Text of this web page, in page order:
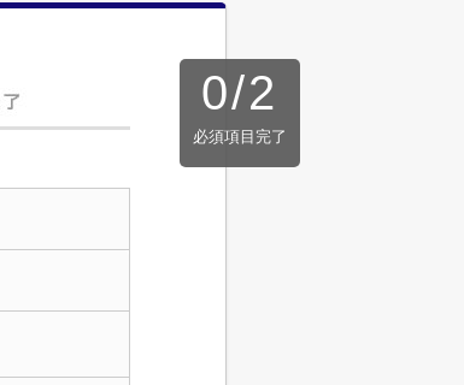
0/2
必須項目完了